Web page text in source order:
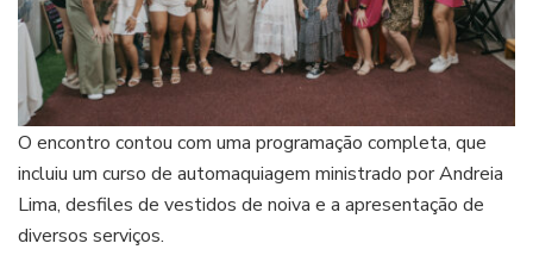
O encontro contou com uma programação completa, que
incluiu um curso de automaquiagem ministrado por Andreia
Lima, desfiles de vestidos de noiva e a apresentação de
diversos serviços.